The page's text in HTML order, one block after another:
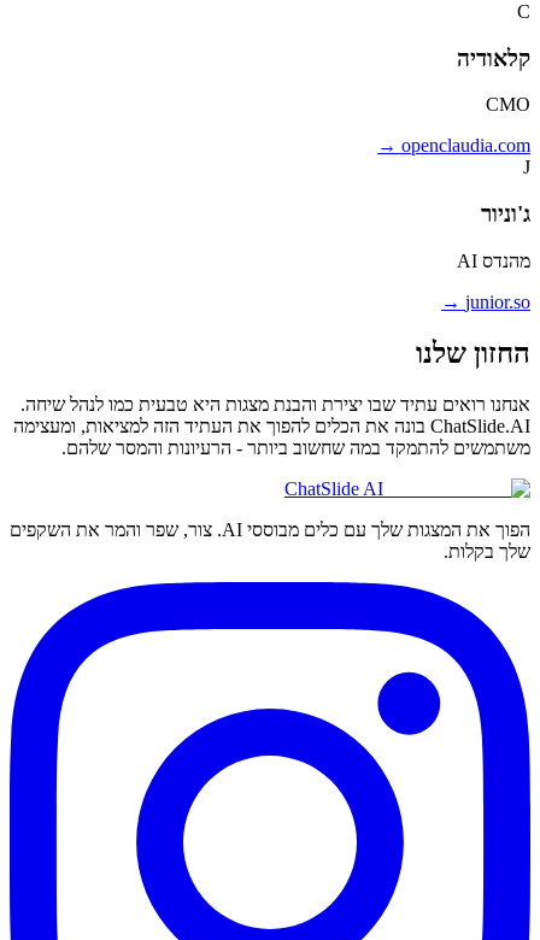
C
קלאודיה
CMO
openclaudia.com →
J
ג'וניור
מהנדס AI
junior.so →
החזון שלנו
אנחנו רואים עתיד שבו יצירת והבנת מצגות היא טבעית כמו לנהל שיחה.
ChatSlide.AI בונה את הכלים להפוך את העתיד הזה למציאות, ומעצימה
משתמשים להתמקד במה שחשוב ביותר - הרעיונות והמסר שלהם.
ChatSlide AI
הפוך את המצגות שלך עם כלים מבוססי AI. צור, שפר והמר את השקפים
שלך בקלות.